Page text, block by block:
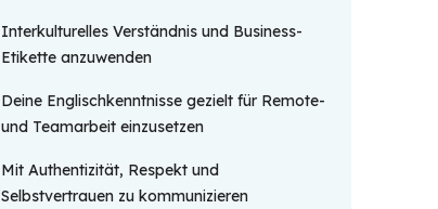
Interkulturelles Verständnis und Business-
Etikette anzuwenden
Deine Englischkenntnisse gezielt für Remote-
und Teamarbeit einzusetzen
Mit Authentizität, Respekt und
Selbstvertrauen zu kommunizieren